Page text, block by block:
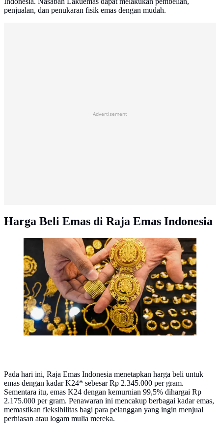
penjualan, dan penukaran fisik emas dengan mudah.
Advertisement
Harga Beli Emas di Raja Emas Indonesia
Seorang karyawan memegang beberapa perhiasan emas
di sebuah toko perhiasan di Banda Aceh. (CHAIDEER
MAHYUDDIN/AFP)
Pada hari ini, Raja Emas Indonesia menetapkan harga beli untuk
emas dengan kadar K24* sebesar Rp 2.345.000 per gram.
Sementara itu, emas K24 dengan kemurnian 99,5% dihargai Rp
2.175.000 per gram. Penawaran ini mencakup berbagai kadar emas,
memastikan fleksibilitas bagi para pelanggan yang ingin menjual
perhiasan atau logam mulia mereka.